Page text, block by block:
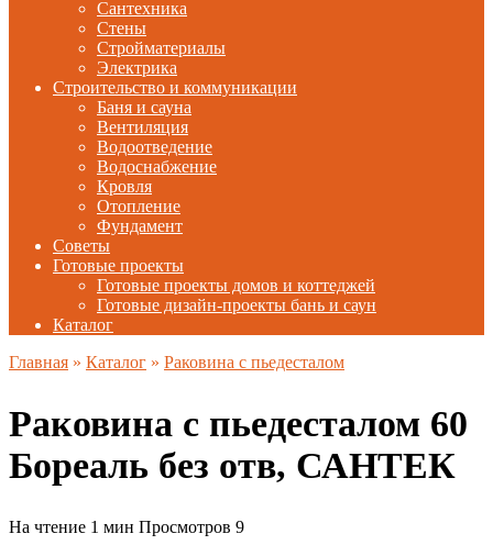
Сантехника
Стены
Стройматериалы
Электрика
Строительство и коммуникации
Баня и сауна
Вентиляция
Водоотведение
Водоснабжение
Кровля
Отопление
Фундамент
Советы
Готовые проекты
Готовые проекты домов и коттеджей
Готовые дизайн-проекты бань и саун
Каталог
Главная » Каталог » Раковина с пьедесталом
Раковина с пьедесталом 60
Бореаль без отв, САНТЕК
На чтение 1 мин Просмотров 9